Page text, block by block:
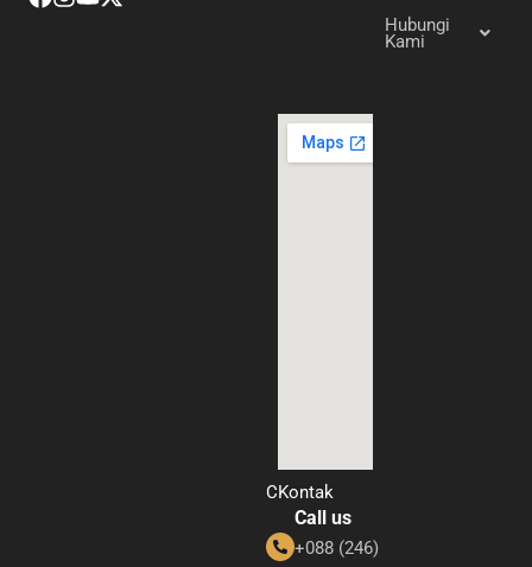
Hubungi
Kami
CKontak
Call us
+088 (246)